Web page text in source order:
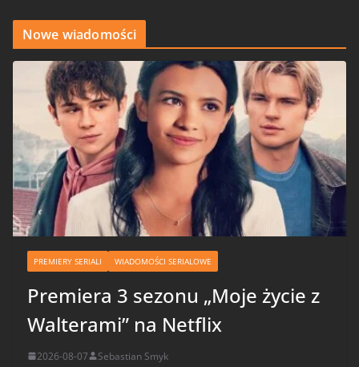
Nowe wiadomości
PREMIERY SERIALI WIADOMOŚCI SERIALOWE
Premiera 3 sezonu „Moje życie z
Walterami” na Netflix
2026-08-07 Sebastian Smyk